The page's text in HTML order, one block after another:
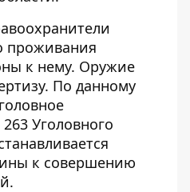
проживания
к нему. Оружие
По данному
Уголовного
к совершению